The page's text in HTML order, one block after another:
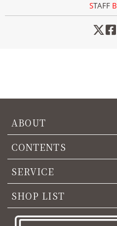
STAFF B
ABOUT
CONTENTS
SERVICE
SHOP LIST